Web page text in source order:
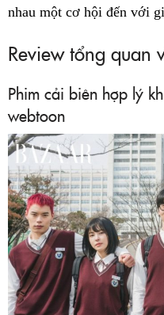
nhau một cơ hội đến với
Review tổng quan
Phim cải biên hợp lý
webtoon